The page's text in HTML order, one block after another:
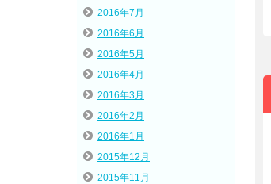
2016年7月
2016年6月
2016年5月
2016年4月
2016年3月
2016年2月
2016年1月
2015年12月
2015年11月